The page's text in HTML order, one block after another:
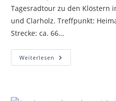
Tagesradtour zu den Klöstern
und Clarholz. Treffpunkt:
Strecke: ca. 66…
Weiterlesen